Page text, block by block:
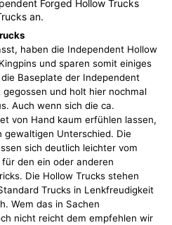
Forged Hollow Trucks
an.
haben die Independent Hollow
und sparen somit einiges
Baseplate der Independent
und holt hier nochmal
Auch wenn sich die ca.
von Hand kaum erfühlen lassen,
gewaltigen Unterschied. Die
sich deutlich leichter vom
den ein oder anderen
Die Hollow Trucks stehen
Trucks in Lenkfreudigkeit
Wem das in Sachen
nicht reicht dem empfehlen wir